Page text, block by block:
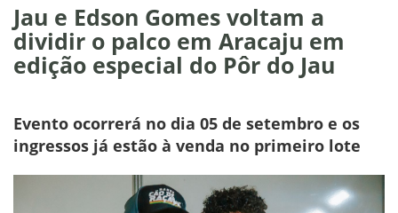
Jau e Edson Gomes voltam a
dividir o palco em Aracaju em
edição especial do Pôr do Jau
Evento ocorrerá no dia 05 de setembro e os
ingressos já estão à venda no primeiro lote